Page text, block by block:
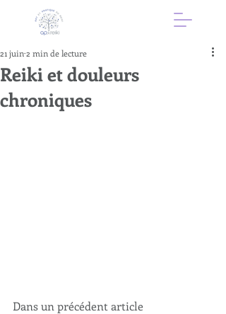
Reiki et douleurs
chroniques
21 juin2 min de lecture
Dans un précédent article